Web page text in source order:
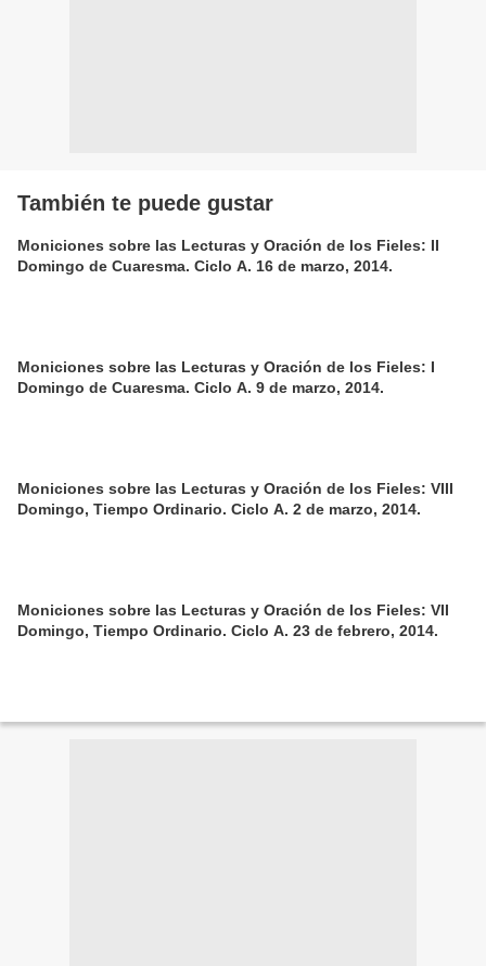
También te puede gustar
Moniciones sobre las Lecturas y Oración de los Fieles: II
Domingo de Cuaresma. Ciclo A. 16 de marzo, 2014.
Moniciones sobre las Lecturas y Oración de los Fieles: I
Domingo de Cuaresma. Ciclo A. 9 de marzo, 2014.
Moniciones sobre las Lecturas y Oración de los Fieles: VIII
Domingo, Tiempo Ordinario. Ciclo A. 2 de marzo, 2014.
Moniciones sobre las Lecturas y Oración de los Fieles: VII
Domingo, Tiempo Ordinario. Ciclo A. 23 de febrero, 2014.